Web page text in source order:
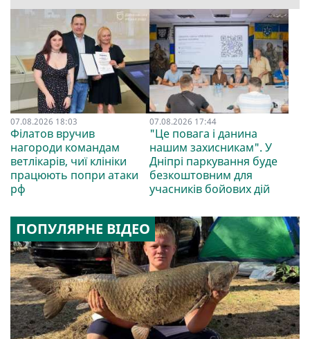
07.08.2026 18:03
Філатов вручив
нагороди командам
ветлікарів, чиї клініки
працюють попри атаки
рф
07.08.2026 17:44
"Це повага і данина
нашим захисникам". У
Дніпрі паркування буде
безкоштовним для
учасників бойових дій
ПОПУЛЯРНЕ ВІДЕО